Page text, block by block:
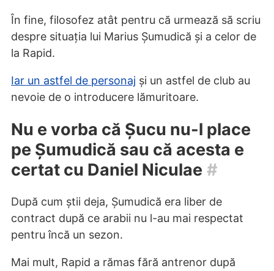
În fine, filosofez atât pentru că urmează să scriu
despre situația lui Marius Șumudică și a celor de
la Rapid.
Iar un astfel de personaj și un astfel de club au
nevoie de o introducere lămuritoare.
Nu e vorba că Șucu nu-l place
pe Șumudică sau că acesta e
certat cu Daniel Niculae #
După cum știi deja, Șumudică era liber de
contract după ce arabii nu l-au mai respectat
pentru încă un sezon.
Mai mult, Rapid a rămas fără antrenor după